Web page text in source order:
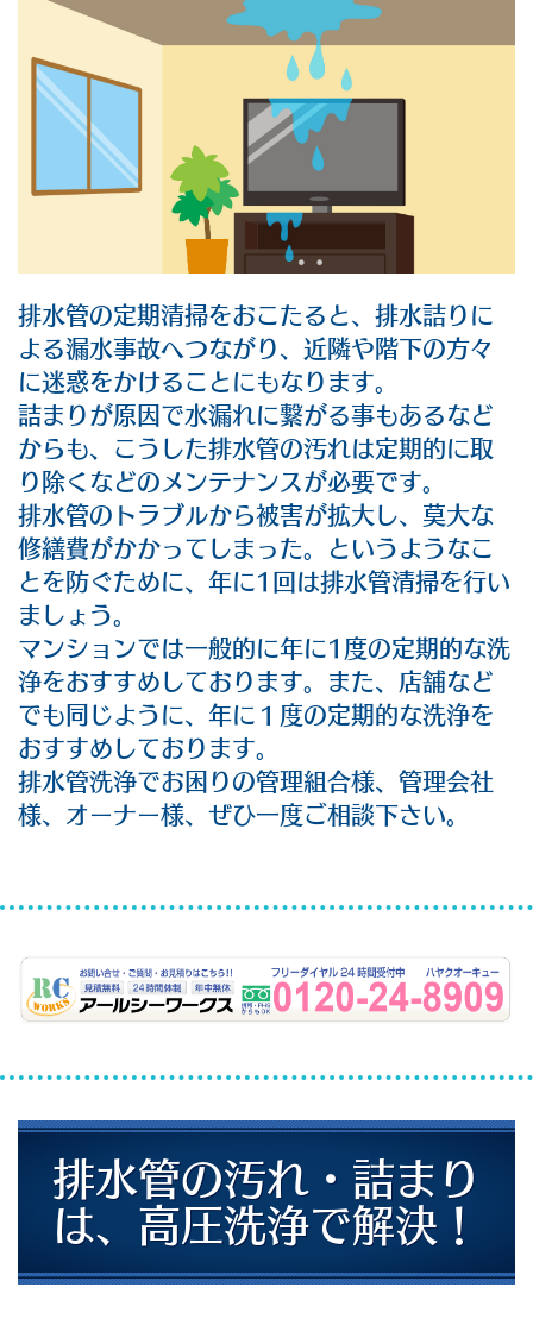
排水管の定期清掃をおこたると、排水詰りに
よる漏水事故へつながり、近隣や階下の方々
に迷惑をかけることにもなります。
詰まりが原因で水漏れに繋がる事もあるなど
からも、こうした排水管の汚れは定期的に取
り除くなどのメンテナンスが必要です。
排水管のトラブルから被害が拡大し、莫大な
修繕費がかかってしまった。というようなこ
とを防ぐために、年に1回は排水管清掃を行い
ましょう。
マンションでは一般的に年に1度の定期的な洗
浄をおすすめしております。また、店舗など
でも同じように、年に１度の定期的な洗浄を
おすすめしております。
排水管洗浄でお困りの管理組合様、管理会社
様、オーナー様、ぜひ一度ご相談下さい。
排水管の汚れ・詰まり
は、高圧洗浄で解決！